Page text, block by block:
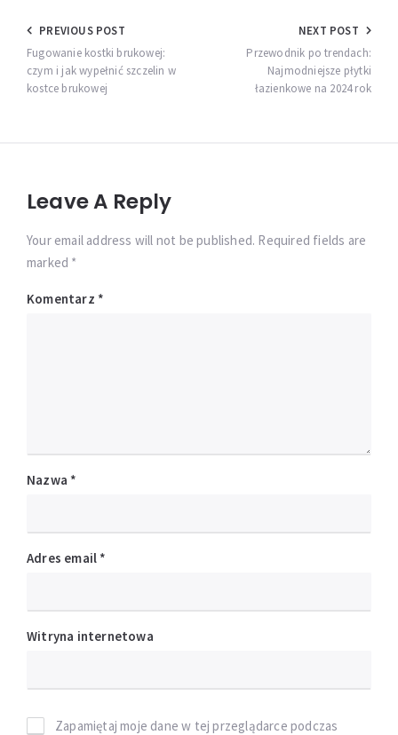
Nawigacja
wpisu
PREVIOUS POST
Fugowanie kostki brukowej:
czym i jak wypełnić szczelin w
kostce brukowej
NEXT POST
Przewodnik po trendach:
Najmodniejsze płytki
łazienkowe na 2024 rok
Leave A Reply
Your email address will not be published. Required fields are
marked *
Komentarz *
Nazwa *
Adres email *
Witryna internetowa
Zapamiętaj moje dane w tej przeglądarce podczas